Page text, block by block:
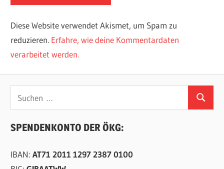
Diese Website verwendet Akismet, um Spam zu
reduzieren. Erfahre, wie deine Kommentardaten
verarbeitet werden.
nach:
Suchen
SPENDENKONTO DER ÖKG:
IBAN:AT71 2011 1297 2387 0100